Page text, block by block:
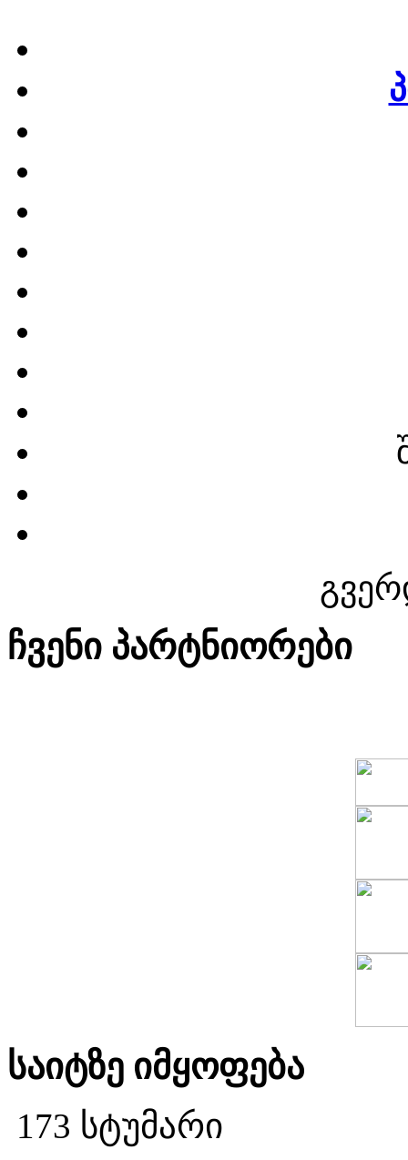
ჩვენი პარტნიორები
საიტზე იმყოფება
173 სტუმარი